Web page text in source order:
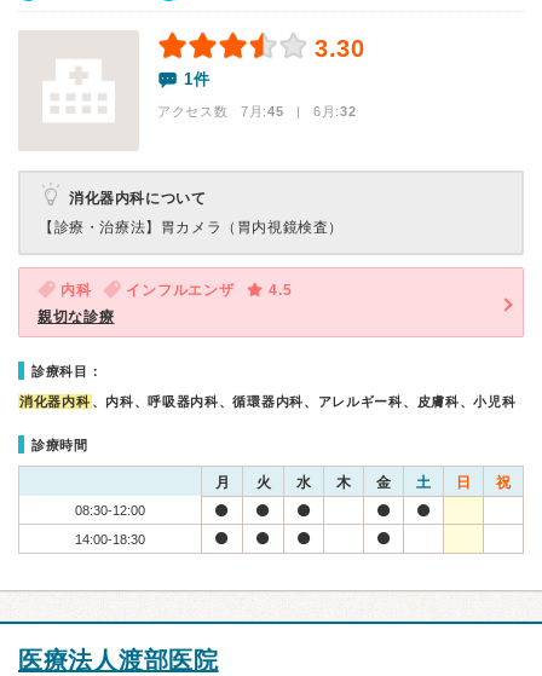
3.30
1件
アクセス数 7月:45 | 6月:32
消化器内科について
【診療・治療法】 胃カメラ（胃内視鏡検査）
内科 インフルエンザ
4.5
親切な診療
診療科目：
消化器内科 、内科、呼吸器内科、循環器内科、アレルギー科、皮膚科、小児科
診療時間
月 火 水 木 金 土 日 祝
08:30-12:00
14:00-18:30
医療法人渡部医院